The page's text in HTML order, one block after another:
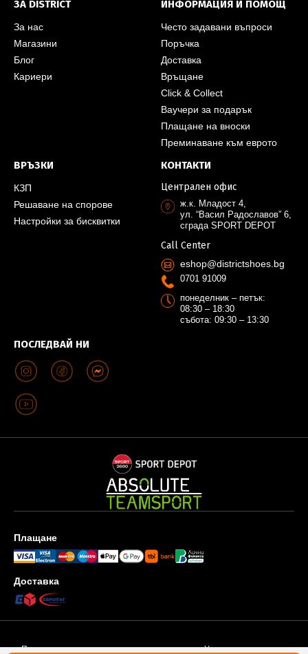
ЗА DISTRICT
За нас
Магазини
Блог
Кариери
ИНФОРМАЦИЯ И ПОМОЩ
Често задавани въпроси
Поръчка
Доставка
Връщане
Click & Collect
Ваучери за подарък
Плащане на вноски
Преминаване към еврото
ВРЪЗКИ
КЗП
Решаване на спорове
Настройки за бисквитки
ПОСЛЕДВАЙ НИ
КОНТАКТИ
Централен офис
ж.к. Младост 4,
ул. “Васил Радославов” 6,
сграда SPORT DEPOT
Call Center
eshop@districtshoes.bg
0701 91009
понеделник – петък:
08:30 – 18:30
събота: 09:30 – 13:30
Плащане
Доставка
Поверителност и защита на личните данни Условия за ползване